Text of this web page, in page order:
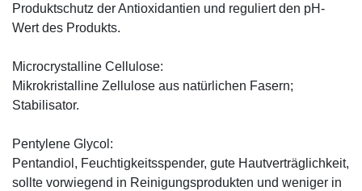
Produktschutz der Antioxidantien und reguliert den pH-
Wert des Produkts.
Microcrystalline Cellulose:
Mikrokristalline Zellulose aus natürlichen Fasern;
Stabilisator.
Pentylene Glycol:
Pentandiol, Feuchtigkeitsspender, gute Hautverträglichkeit,
sollte vorwiegend in Reinigungsprodukten und weniger in